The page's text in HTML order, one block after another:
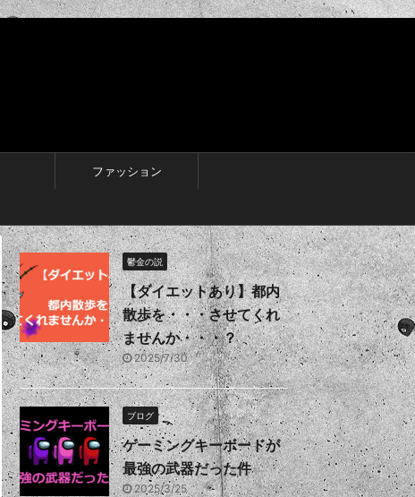
ファッション
鬱金の説
【ダイエットあり】都内
散歩を・・・させてくれ
ませんか・・・？
2025/7/30
ブログ
ゲーミングキーボードが
最強の武器だった件
2025/3/25